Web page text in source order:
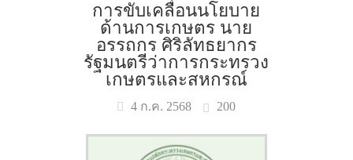
การขับเคลื่อนนโยบาย
ด้านการเกษตร นาย
อรรถกร ศิริลัทธยากร
รัฐมนตรีว่าการกระทรวง
เกษตรและสหกรณ์
4 ก.ค. 2568 200